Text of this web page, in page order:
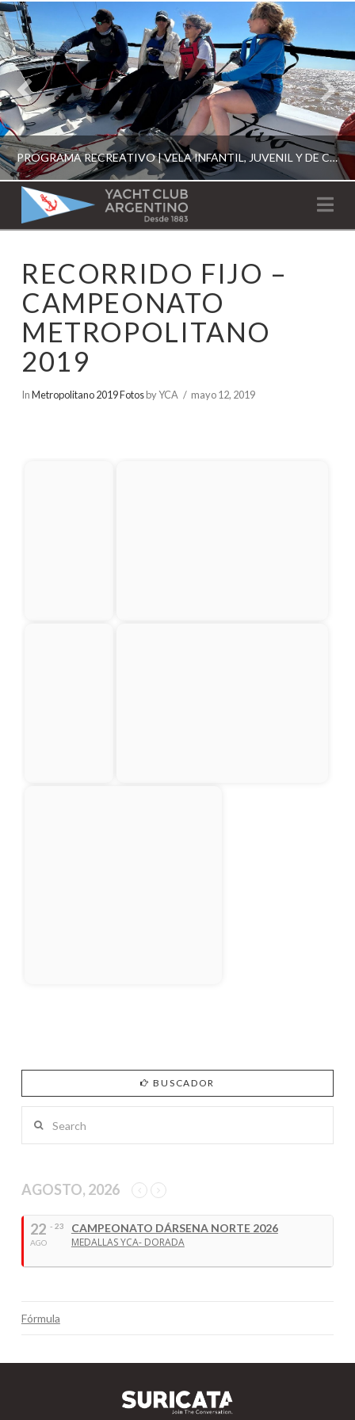
PROGRAMA RECREATIVO | VELA INFANTIL, JUVENIL Y DE CRUCERO 2026
ESCUELA RECREATIVA 2026
YACHT
CLUB
ARGENTINO
RECORRIDO FIJO –
CAMPEONATO
METROPOLITANO
2019
InMetropolitano 2019 Fotosby YCA mayo 12, 2019
BUSCADOR
AGOSTO, 2026
22
AGO
- 23
CAMPEONATO DÁRSENA NORTE 2026
MEDALLAS YCA- DORADA
Fórmula